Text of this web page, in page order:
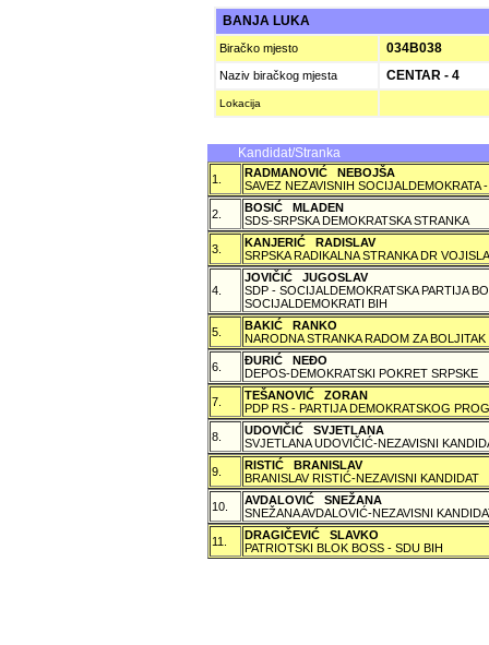
BANJA LUKA
Biračko mjesto 034B038
Naziv biračkog mjesta CENTAR - 4
Lokacija
Kandidat/Stranka
1.
RADMANOVIĆ NEBOJŠA
SAVEZ NEZAVISNIH SOCIJALDEMOKRATA
2.
BOSIĆ MLADEN
SDS-SRPSKA DEMOKRATSKA STRANKA
3.
KANJERIĆ RADISLAV
SRPSKA RADIKALNA STRANKA DR
4.
JOVIČIĆ JUGOSLAV
SDP - SOCIJALDEMOKRATSKA PARTIJA
SOCIJALDEMOKRATI BIH
5.
BAKIĆ RANKO
NARODNA STRANKA RADOM ZA BOLJITAK
6.
ÐURIĆ NEÐO
DEPOS-DEMOKRATSKI POKRET SRPSKE
7.
TEŠANOVIĆ ZORAN
PDP RS - PARTIJA DEMOKRATSKOG
8.
UDOVIČIĆ SVJETLANA
SVJETLANA UDOVIČIĆ-NEZAVISNI
9.
RISTIĆ BRANISLAV
BRANISLAV RISTIĆ-NEZAVISNI KANDIDAT
10.
AVDALOVIĆ SNEŽANA
SNEŽANA AVDALOVIĆ-NEZAVISNI
11.
DRAGIČEVIĆ SLAVKO
PATRIOTSKI BLOK BOSS - SDU BIH